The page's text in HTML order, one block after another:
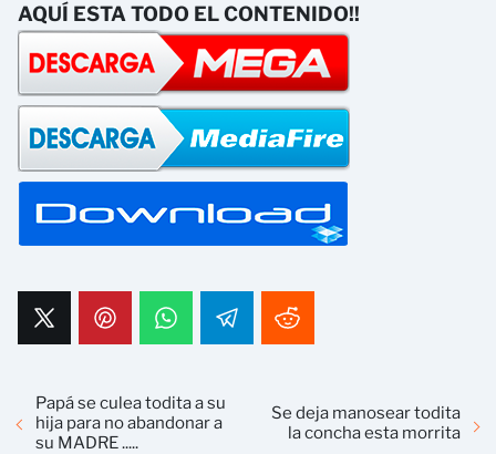
AQUÍ ESTA TODO EL CONTENIDO!!
Papá se culea todita a su
hija para no abandonar a
su MADRE .....
Se deja manosear todita
la concha esta morrita